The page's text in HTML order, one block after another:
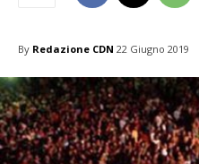
By Redazione CDN 22 Giugno 2019